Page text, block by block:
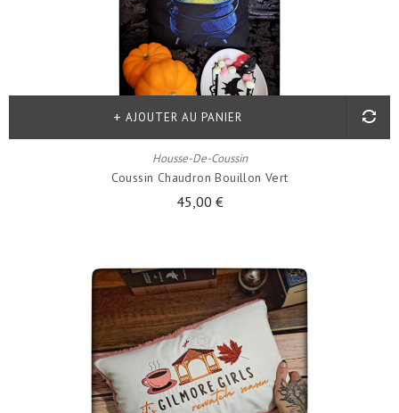
Housse-De-Coussin
Coussin Chaudron Bouillon Vert
45,00 €
AJOUTER AU PANIER